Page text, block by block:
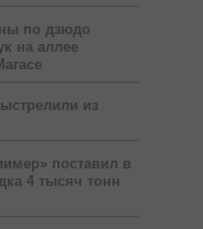
по дзюдо
на аллее
из
поставил в
4 тысяч тонн